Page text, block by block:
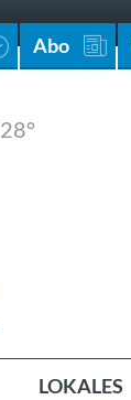
Abo
28°
LOKALES